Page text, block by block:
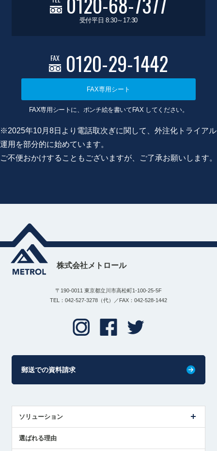
受付平日 8:30～17:30
FAX 0120-29-1442
FAX専用シート
FAX専用シートに、ポンチ絵を書いてFAX してください。
※2025年10月8日より電話取次ぎに関して、外注化トライアル
運用を部分的に始めています。
ご不便おかけすることもございますが、ご了承お願いします。
株式会社メトロール
〒190-0011 東京都立川市高松町1-100-25-5F
TEL：042-527-3278（代）／FAX：042-528-1442
郵送での資料請求
ソリューション
解決策提案
選ばれる理由